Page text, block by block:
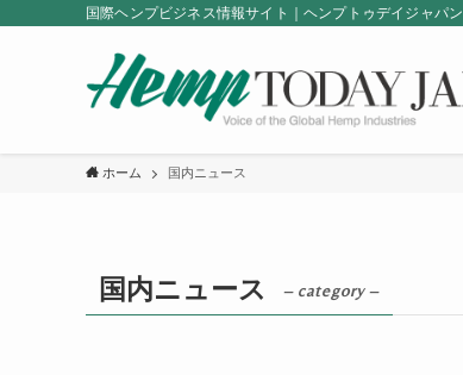
国際ヘンプビジネス情報サイト｜ヘンプトゥデイジャパン
ホーム 国内ニュース
国内ニュース – category –